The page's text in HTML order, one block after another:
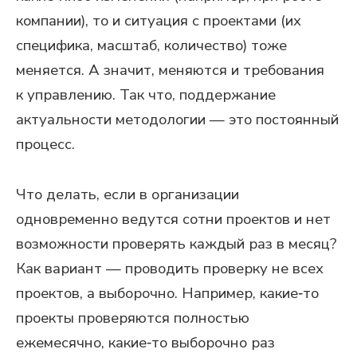
компании), то и ситуация с проектами (их
специфика, масштаб, количество) тоже
меняется. А значит, меняются и требования
к управлению. Так что, поддержание
актуальности методологии — это постоянный
процесс.
Что делать, если в организации
одновременно ведутся сотни проектов и нет
возможности проверять каждый раз в месяц?
Как вариант — проводить проверку не всех
проектов, а выборочно. Например, какие‑то
проекты проверяются полностью
ежемесячно, какие‑то выборочно раз